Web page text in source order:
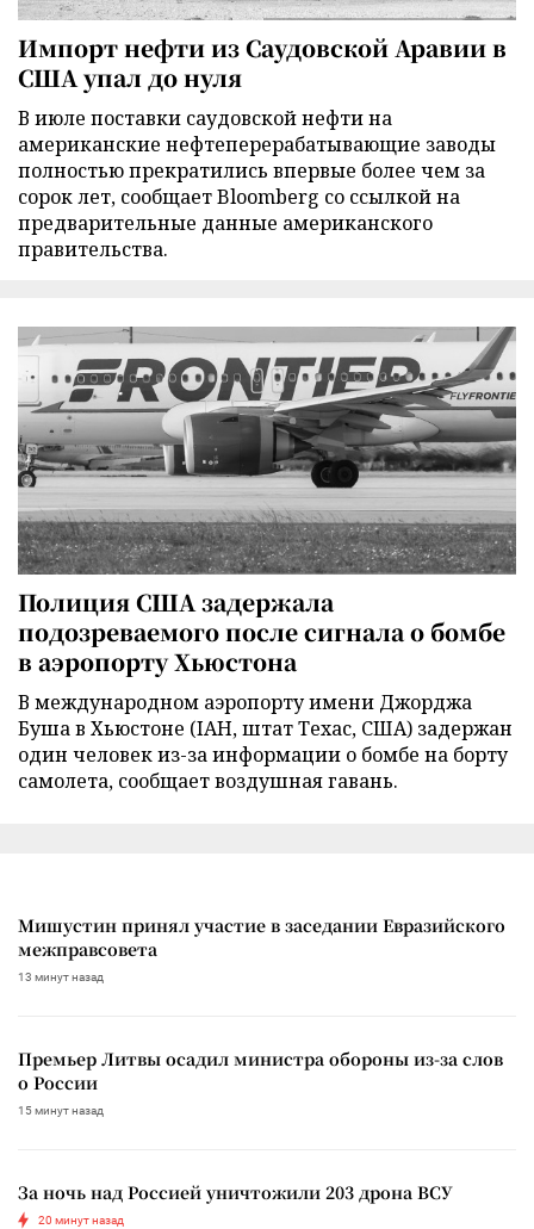
Импорт нефти из Саудовской Аравии в
США упал до нуля
В июле поставки саудовской нефти на
американские нефтеперерабатывающие заводы
полностью прекратились впервые более чем за
сорок лет, сообщает Bloomberg со ссылкой на
предварительные данные американского
правительства.
Полиция США задержала
подозреваемого после сигнала о бомбе
в аэропорту Хьюстона
В международном аэропорту имени Джорджа
Буша в Хьюстоне (IAH, штат Техас, США) задержан
один человек из-за информации о бомбе на борту
самолета, сообщает воздушная гавань.
Мишустин принял участие в заседании Евразийского
межправсовета
13 минут назад
Премьер Литвы осадил министра обороны из-за слов
о России
15 минут назад
За ночь над Россией уничтожили 203 дрона ВСУ
20 минут назад